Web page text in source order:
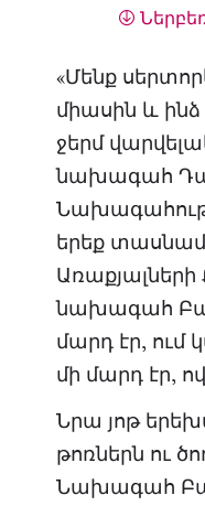
«Մենք
միասին և ինձ
ջերմ
նախագահ
երեք
Առաքյալների
նախագահ
մարդ էր, ում
մի մարդ էր,
Նրա յոթ
թոռներն ու
Նախագահ